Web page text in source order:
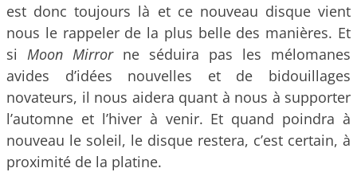
est donc toujours là et ce nouveau disque vient
nous le rappeler de la plus belle des manières. Et
si Moon Mirror ne séduira pas les mélomanes
avides d’idées nouvelles et de bidouillages
novateurs, il nous aidera quant à nous à supporter
l’automne et l’hiver à venir. Et quand poindra à
nouveau le soleil, le disque restera, c’est certain, à
proximité de la platine.